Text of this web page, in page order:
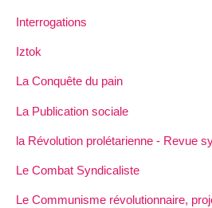
Interrogations
Iztok
La Conquête du pain
La Publication sociale
la Révolution prolétarienne - Revue
Le Combat Syndicaliste
Le Communisme révolutionnaire,